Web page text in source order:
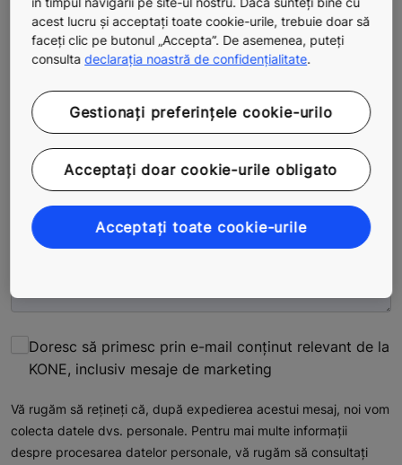
internațional fără spații)
E-mail
Sunt client KONE
Spuneți-ne cum vă putem ajuta. Dați cât mai multe
detalii.
Doresc să primesc prin e-mail conținut relevant de la
KONE, inclusiv mesaje de marketing
Vă rugăm să rețineți că, după expedierea acestui mesaj, noi vom
colecta datele dvs. personale. Pentru mai multe informații
despre procesarea datelor personale, vă rugăm să consultați
acest lucru și acceptați toate cookie-urile, trebuie doar să
faceți clic pe butonul „Accepta”. De asemenea, puteți
consultadeclarația noastră de confidențialitate.
Gestionați preferințele cookie-urilo
Acceptați doar cookie-urile obligato
Acceptați toate cookie-urile